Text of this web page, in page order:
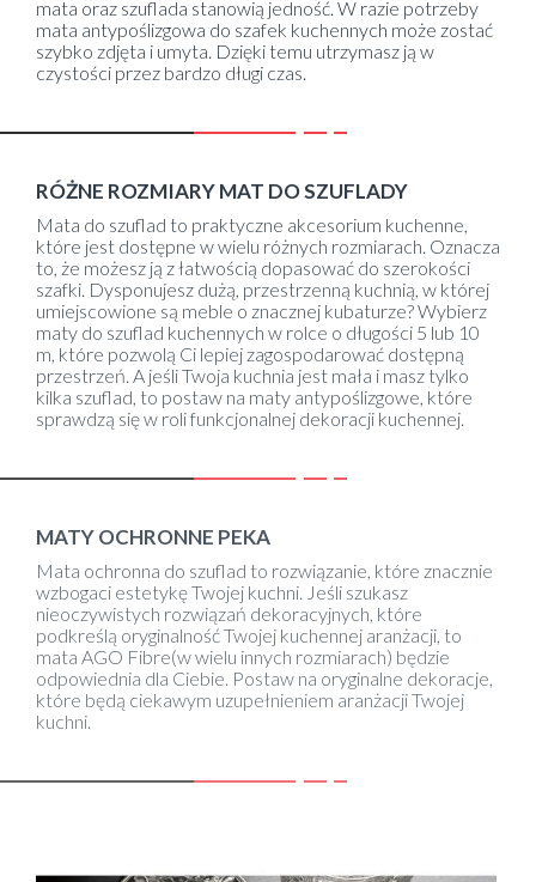
mata oraz szuflada stanowią jedność. W razie potrzeby
mata antypoślizgowa do szafek kuchennych może zostać
szybko zdjęta i umyta. Dzięki temu utrzymasz ją w
czystości przez bardzo długi czas.
RÓŻNE ROZMIARY MAT DO SZUFLADY
Mata do szuflad to praktyczne akcesorium kuchenne,
które jest dostępne w wielu różnych rozmiarach. Oznacza
to, że możesz ją z łatwością dopasować do szerokości
szafki. Dysponujesz dużą, przestrzenną kuchnią, w której
umiejscowione są meble o znacznej kubaturze? Wybierz
maty do szuflad kuchennych w rolce o długości 5 lub 10
m, które pozwolą Ci lepiej zagospodarować dostępną
przestrzeń. A jeśli Twoja kuchnia jest mała i masz tylko
kilka szuflad, to postaw na maty antypoślizgowe, które
sprawdzą się w roli funkcjonalnej dekoracji kuchennej.
MATY OCHRONNE PEKA
Mata ochronna do szuflad to rozwiązanie, które znacznie
wzbogaci estetykę Twojej kuchni. Jeśli szukasz
nieoczywistych rozwiązań dekoracyjnych, które
podkreślą oryginalność Twojej kuchennej aranżacji, to
mata AGO Fibre(w wielu innych rozmiarach) będzie
odpowiednia dla Ciebie. Postaw na oryginalne dekoracje,
które będą ciekawym uzupełnieniem aranżacji Twojej
kuchni.